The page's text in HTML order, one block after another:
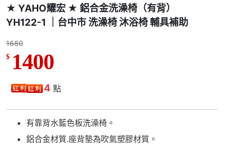
★ YAHO耀宏 ★ 鋁合金洗澡椅（有背）
YH122-1 ｜台中市 洗澡椅 沐浴椅 輔具補助
1680
$ 1400
4 點
有靠背水藍色板洗澡椅。
鋁合金材質.座背墊為吹氣塑膠材質。